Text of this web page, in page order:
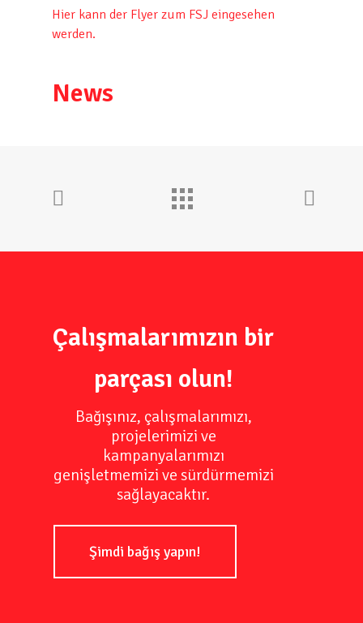
Hier kann der Flyer zum FSJ eingesehen
werden.
News
Çalışmalarımızın bir
parçası olun!
Bağışınız, çalışmalarımızı,
projelerimizi ve
kampanyalarımızı
genişletmemizi ve sürdürmemizi
sağlayacaktır.
Şimdi bağış yapın!